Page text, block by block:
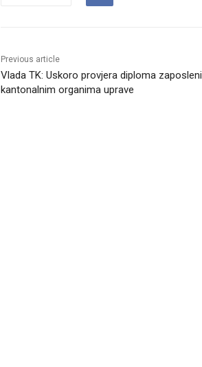
Previous article
Vlada TK: Uskoro provjera diploma
kantonalnim organima uprave